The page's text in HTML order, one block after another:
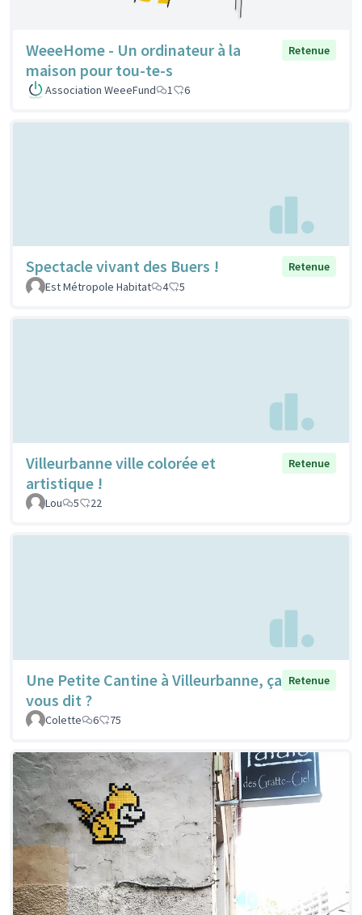
WeeeHome - Un ordinateur à la
maison pour tou-te-s
Retenue
Association WeeeFund 1 6
Spectacle vivant des Buers !
Retenue
Est Métropole Habitat
4 5
Villeurbanne ville colorée et
artistique !
Retenue
Lou 5 22
Une Petite Cantine à Villeurbanne, ça
vous dit ?
Retenue
Colette 6 75